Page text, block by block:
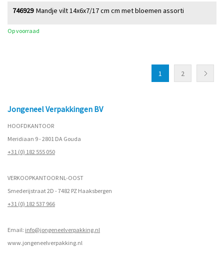
Mandje vilt 14x6x7/17 cm cm met bloemen assorti
746929
Op voorraad
1 2
Jongeneel Verpakkingen BV
HOOFDKANTOOR
Meridiaan 9 - 2801 DA Gouda
+31 (0) 182 555 050
VERKOOPKANTOOR NL-OOST
Smederijstraat 2D - 7482 PZ Haaksbergen
+31 (0) 182 537 966
Email: info@jongeneelverpakking.nl
www.jongeneelverpakking.nl